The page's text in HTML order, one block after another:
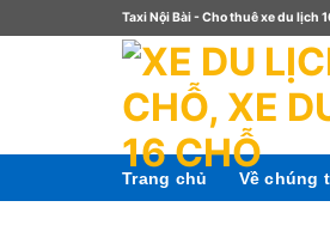
Taxi Nội Bài - Cho thuê xe du lịch
Trang chủ Về chúng